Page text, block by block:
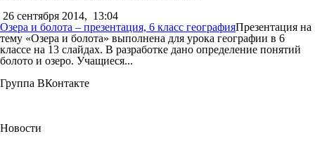
26 сентября 2014, 13:04
Озера и болота – презентация, 6 класс географияПрезентация на
тему «Озера и болота» выполнена для урока географии в 6
классе на 13 слайдах. В разработке дано определение понятий
болото и озеро. Учащиеся...
Группа ВКонтакте
Новости